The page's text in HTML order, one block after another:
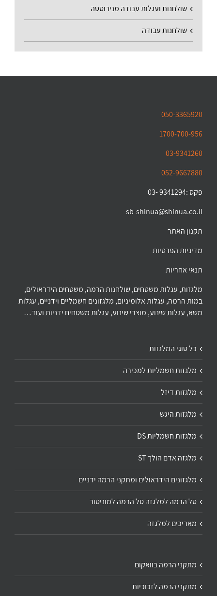
שולחנות ועגלות עבודה מנירוסטה
שולחנות עבודה
050-3365920
1700-700-956
03-9341260
052-9667880
פקס :9341294 -03
sb-shinua@shinua.co.il
תקנון האתר
מדיניות הפרטיות
תנאי אחריות
מלגזות, עגלות משטחים, שולחנות הרמה, משטחים הידראולים,
במות הרמה, עגלות אלומיניום, מלגזונים חשמליים וידניים, עגלות
משא, עגלות שינוע, מוצרי שינוע, עגלות משטחים ידניות ועוד…
כל סוגי המלגזות
מלגזות חשמליות למכירה
מלגזות דיזל
מלגזות היגש
מלגזות חשמליות DS
מלגזה אדם הולך ST
מלגזונים הידראולים ומתקני הרמה ידניים
סל הרמה למלגזה סל הרמה למוניטור
מאריכים למלגזה
מתקני הרמה בוואקום
מתקני הרמה לזכוכיות